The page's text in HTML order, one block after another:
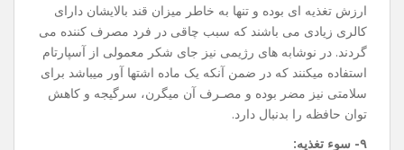
ارزش تغذیه ای بوده و تنها به خاطر میزان قند بالایشان دارای
کالری زیادی می باشند که سبب چاقی در فرد مصرف کننده می
گردند. در نوشابه های رژیمی نیز جای شکر معمولی از آسپارتام
استفاده میکنند که در ضمن آنکه یک ماده اشتها آور میباشد برای
سلامتی نیز مضر بوده و مصـرف آن میگرن، سرگیجه و کاهش
توان حافظه را بدنبال دارد.
۹- سوء تغذیه: